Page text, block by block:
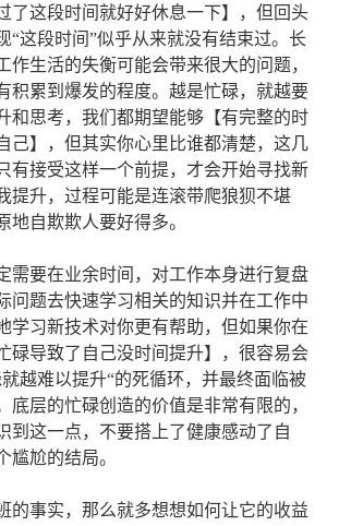
了这段时间就好好休息一下】，但回头
“这段时间”似乎从来就没有结束过。长
作生活的失衡可能会带来很大的问题，
积累到爆发的程度。越是忙碌，就越要
和思考，我们都期望能够【有完整的时
己】，但其实你心里比谁都清楚，这几
有接受这样一个前提，才会开始寻找新
提升，过程可能是连滚带爬狼狈不堪
地自欺欺人要好得多。
需要在业余时间，对工作本身进行复盘
问题去快速学习相关的知识并在工作中
学习新技术对你更有帮助，但如果你在
碌导致了自己没时间提升】，很容易会
越难以提升“的死循环，并最终面临被
底层的忙碌创造的价值是非常有限的，
到这一点，不要搭上了健康感动了自
尴尬的结局。
的事实，那么就多想想如何让它的收益